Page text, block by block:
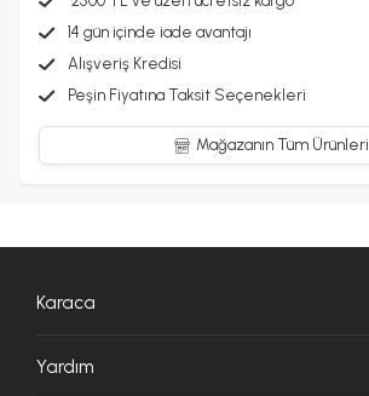
14 gün içinde iade avantajı
Alışveriş Kredisi
Peşin Fiyatına Taksit Seçenekleri
Mağazanın Tüm Ürünleri
Karaca
Yardım